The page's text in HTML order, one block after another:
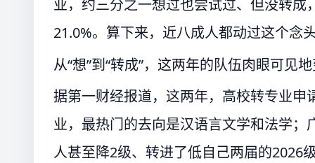
业，约三分之一想过也尝试过、但没转
21.0%。算下来，近八成人都动过这个念
从“想”到“转成”，这两年的队伍肉眼可见
据第一财经报道，这两年，高校转专业
业，最热门的去向是汉语言文学和法学
人甚至降2级、转进了低自己两届的2026